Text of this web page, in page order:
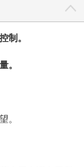
制。
。
。